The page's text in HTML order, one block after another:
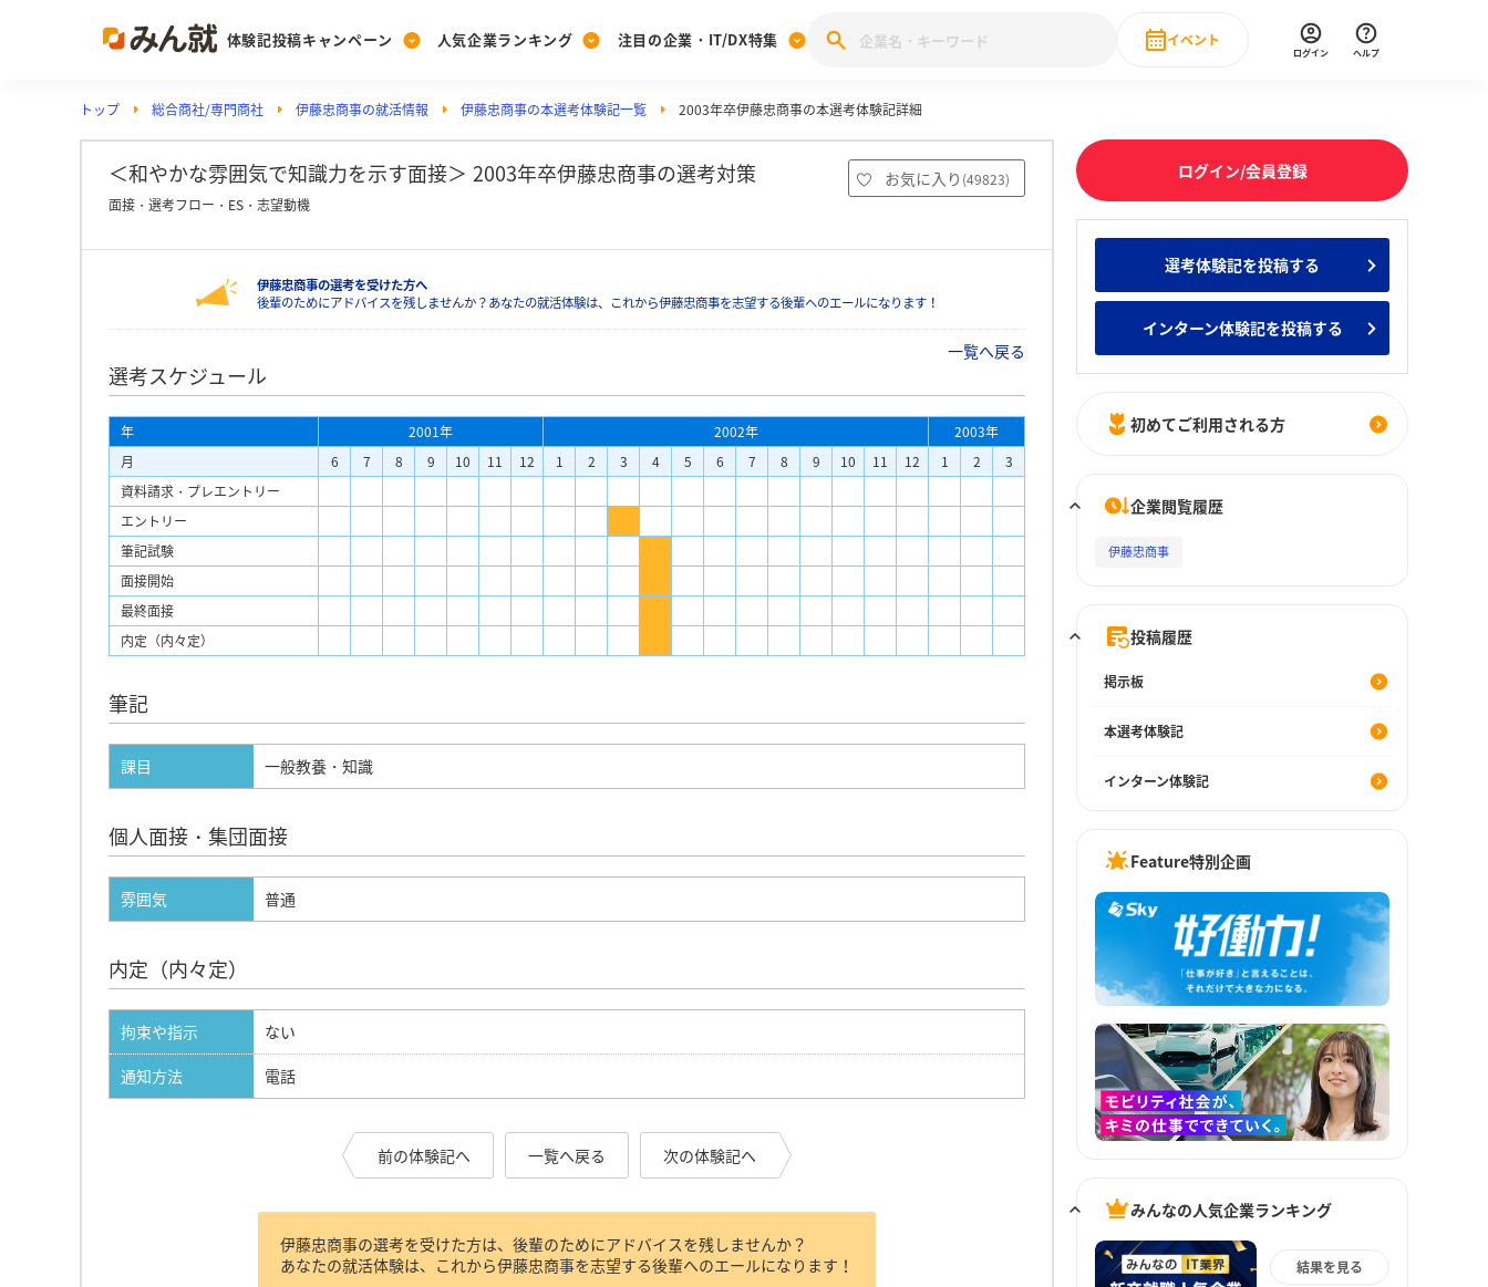
体験記投稿キャンペーン
Post
投稿する
[27卒] 本選考体験記投稿キャンペーン
人気企業ランキング
Ranking
ランキングを見る
みんなのDX企業就職ブランド調査
Vote
投票する
みんなの新卒就職人気企業ランキング みんなのインターン人気企業ランキ
注目の企業・IT/DX特集
PickUp
注目の企業特集
28卒 IT・DX現場社員インタビュー
イベント
直近のイベント一覧
ログイン ヘルプ
トップ 総合商社/専門商社 伊藤忠商事の就活情報 伊藤忠商事の本選考体験記一覧 2003年卒伊藤忠商事の本選考体験記詳細
＜和やかな雰囲気で知識力を示す面接＞ 2003年卒伊藤忠商事の選考対策 お気に入り (49823)
面接・選考フロー・ES・志望動機
伊藤忠商事の選考を受けた方へ
後輩のためにアドバイスを残しませんか？あなたの就活体験は、これから伊藤忠商事を志望する後輩へのエールになります！
一覧へ戻る
選考スケジュール
年 2001年 2002年
2003年
月
6 7 8 9 10 11 12 1 2 3 4 5 6 7 8 9 10 11 12 1 2
3
資料請求・プレエントリー
エントリー
筆記試験
面接開始
最終面接
内定（内々定）
筆記
課目 一般教養・知識
個人面接・集団面接
雰囲気 普通
内定（内々定）
拘束や指示
ない
通知方法
電話
前の体験記へ 一覧へ戻る 次の体験記へ
伊藤忠商事の選考を受けた方は、後輩のためにアドバイスを残しませんか？
あなたの就活体験は、これから伊藤忠商事を志望する後輩へのエールになります！
ログイン/会員登録
選考体験記を投稿する
インターン体験記を投稿する
初めてご利用される方
企業閲覧履歴
伊藤忠商事
投稿履歴
掲示板
本選考体験記
インターン体験記
Feature特別企画
みんなの人気企業ランキング
結果を見る